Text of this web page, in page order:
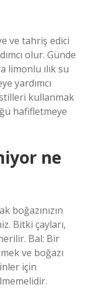
ve tahriş edici
olur. Günde
limonlu ılık su
yardımcı
kullanmak
hafifletmeye
ne
boğazınızın
Bitki çayları,
Bal: Bir
ve boğazı
için